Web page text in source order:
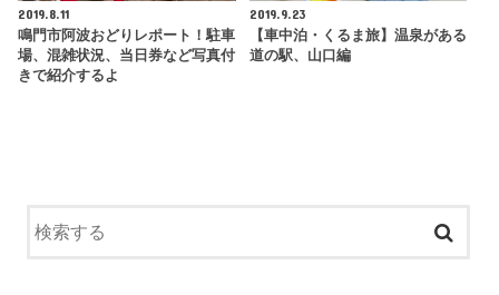
2019.8.11
鳴門市阿波おどりレポート！駐車
場、混雑状況、当日券など写真付
きで紹介するよ
2019.9.23
【車中泊・くるま旅】温泉がある
道の駅、山口編